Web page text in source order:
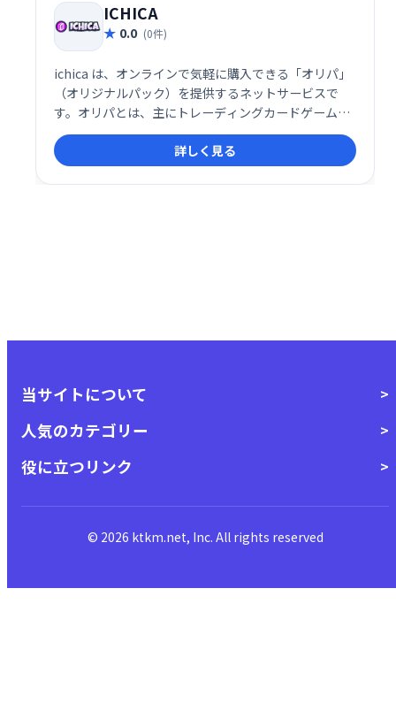
ICHICA
0.0 (0件)
ichica は、オンラインで気軽に購入できる「オリパ」
（オリジナルパック）を提供するネットサービスで
す。オリパとは、主にトレーディングカードゲームの
コレクター向けに作られたランダムパックで、中身が
ランダムに封入されていることから、購入者に「何が
当たるか分からない」というワクワク感を提供する特
徴があります。
詳しく見る
当サイトについて
人気のカテゴリー
役に立つリンク
© 2026 ktkm.net, Inc. All rights reserved